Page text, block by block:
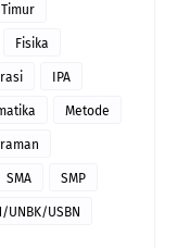
Fisika
IPA
Metode
SMA SMP
UNBK/USBN